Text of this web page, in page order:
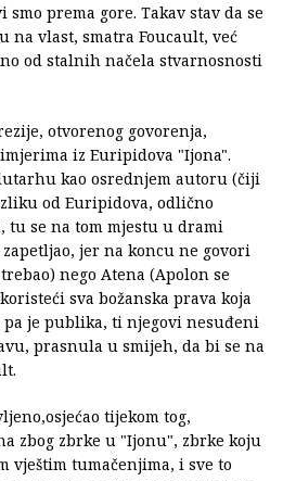
prema gore. Takav stav da se
na vlast, smatra Foucault, već
od stalnih načela stvarnosnosti
otvorenog govorenja,
iz Euripidova "Ijona".
kao osrednjem autoru (čiji
od Euripidova, odlično
tu se na tom mjestu u drami
jer na koncu ne govori
nego Atena (Apolon se
sva božanska prava koja
je publika, ti njegovi nesuđeni
prasnula u smijeh, da bi se na
tijekom tog,
zbog zbrke u "Ijonu", zbrke koju
vještim tumačenjima, i sve to